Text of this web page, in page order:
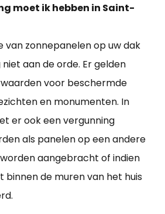
moet ik hebben in Saint-
van zonnepanelen op uw dak
aan de orde. Er gelden
voor beschermde
en monumenten. In
er ook een vergunning
als panelen op een andere
aangebracht of indien
binnen de muren van het huis